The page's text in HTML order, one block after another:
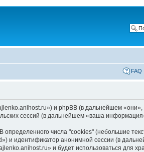
FAQ
и phpBB (в дальнейшем
сессий (в дальнейшем «ваша
числа "cookies" (небольшие
и идентификатор анонимной сессии (в
и будет использоваться для